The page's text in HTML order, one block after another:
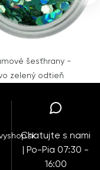
šesťhrany -
zelený odtieň
Chatujte s nami
| Po-Pia 07:30 -
16:00